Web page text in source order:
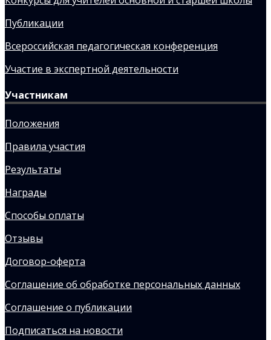
Публикации
Всероссийская педагогическая конференция
Участие в экспертной деятельности
Участникам
Положения
Правила участия
Результаты
Награды
Способы оплаты
Отзывы
Договор-оферта
Соглашение об обработке персональных данных
Соглашение о публикации
Подписаться на новости